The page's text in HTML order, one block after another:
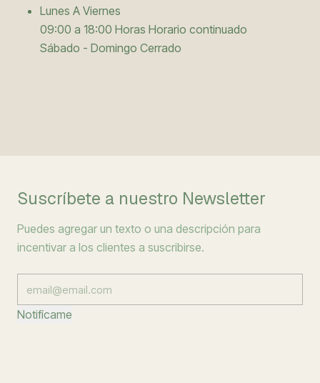
Lunes A Viernes
09:00 a 18:00 Horas Horario continuado
Sábado - Domingo Cerrado
Suscríbete a nuestro Newsletter
Puedes agregar un texto o una descripción para
incentivar a los clientes a suscribirse.
Notifícame